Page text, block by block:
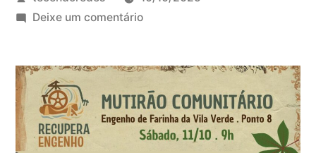
por
Deixe um comentárioem
Costa
da
Lagoa